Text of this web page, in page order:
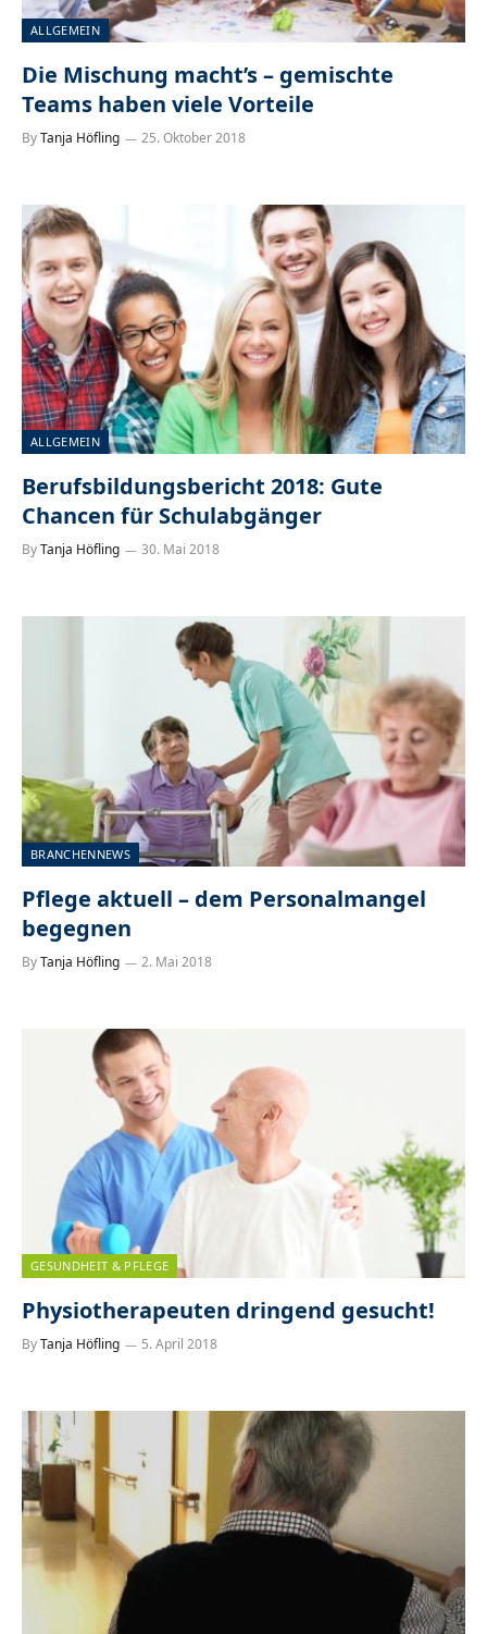
ALLGEMEIN
Die Mischung macht’s – gemischte
Teams haben viele Vorteile
ByTanja Höfling 25. Oktober 2018
ALLGEMEIN
Berufsbildungsbericht 2018: Gute
Chancen für Schulabgänger
ByTanja Höfling 30. Mai 2018
BRANCHENNEWS
Pflege aktuell – dem Personalmangel
begegnen
ByTanja Höfling 2. Mai 2018
GESUNDHEIT & PFLEGE
Physiotherapeuten dringend gesucht!
ByTanja Höfling 5. April 2018